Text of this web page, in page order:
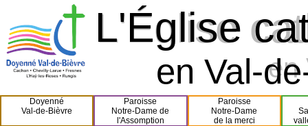
L'Église
L'Église
en
en Val-
Doyenné
Val-de-Bièvre
Paroisse
Notre-Dame de
l'Assomption
Paroisse
Notre-Dame
de la merci